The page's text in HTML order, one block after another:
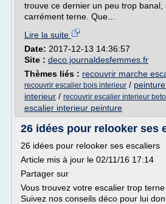
trouve ce dernier un peu trop banal,
carrément terne. Que...
Lire la suite
Date: 2017-12-13 14:36:57
Site : deco.journaldesfemmes.fr
Thèmes liés : recouvrir marche
recouvrir escalier bois interieur /
interieur / recouvrir escalier interieur
escalier interieur peinture
26 idées pour relooker ses
26 idées pour relooker ses escaliers
Article mis à jour le 02/11/16 17:14
Partager sur
Vous trouvez votre escalier trop
Suivez nos conseils déco pour lui